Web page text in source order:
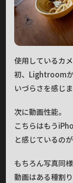
使用しているカ
初、Lightroom
いづらさを感じ
次に動画性能。
こちらはもう
と感じているのが
もちろん写真同
動画はある種割